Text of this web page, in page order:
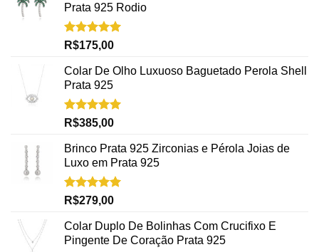
Prata 925 Rodio
Avaliação
R$175,00
Colar De Olho Luxuoso Baguetado Perola Shell
Prata 925
Avaliação
R$385,00
Brinco Prata 925 Zirconias e Pérola Joias de
Luxo em Prata 925
Avaliação
R$279,00
Colar Duplo De Bolinhas Com Crucifixo E
Pingente De Coração Prata 925